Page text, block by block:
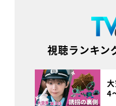
視聴ランキン
4